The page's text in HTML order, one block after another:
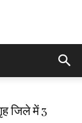
जिले में 3